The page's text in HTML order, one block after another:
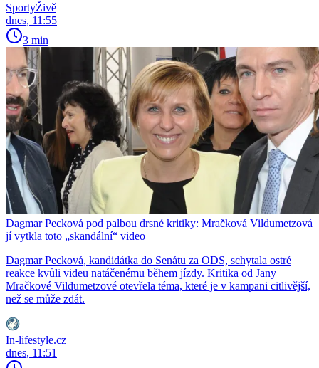
SportyŽivě
dnes, 11:55
3 min
Dagmar Pecková pod palbou drsné kritiky: Mračková Vildumetzová
jí vytkla toto „skandální“ video
Dagmar Pecková, kandidátka do Senátu za ODS, schytala ostré
reakce kvůli videu natáčenému během jízdy. Kritika od Jany
Mračkové Vildumetzové otevřela téma, které je v kampani citlivější,
než se může zdát.
In-lifestyle.cz
dnes, 11:51